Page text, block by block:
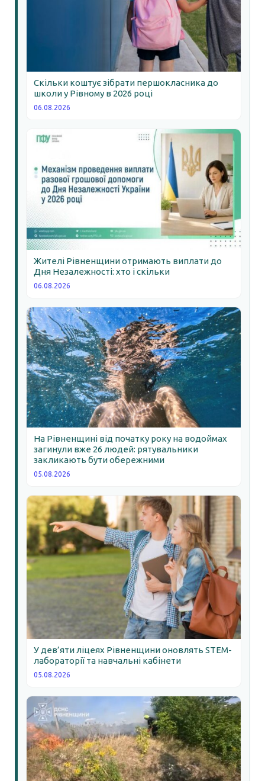
Скільки коштує зібрати першокласника до
школи у Рівному в 2026 році
06.08.2026
Жителі Рівненщини отримають виплати до
Дня Незалежності: хто і скільки
06.08.2026
На Рівненщині від початку року на водоймах
загинули вже 26 людей: рятувальники
закликають бути обережними
05.08.2026
У дев’яти ліцеях Рівненщини оновлять STEM-
лабораторії та навчальні кабінети
05.08.2026